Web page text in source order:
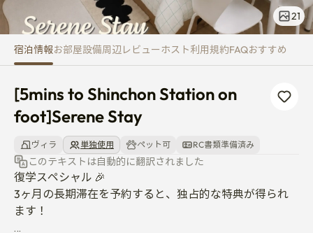
21
宿泊情報お部屋設備周辺 レビューホスト利用規約FAQおすすめ
[5mins to Shinchon Station on
foot]Serene Stay
ヴィラ 単独使用 ペット可 RC書類準備済み
このテキストは自動的に翻訳されました
復学スペシャル 🎉
3ヶ月の長期滞在を予約すると、独占的な特典が得られ
ます！